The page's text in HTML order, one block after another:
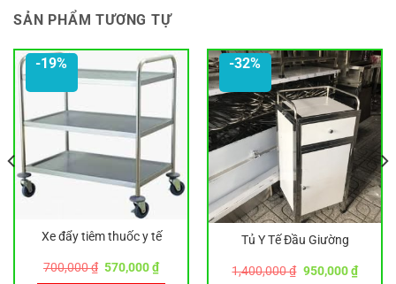
SẢN PHẨM TƯƠNG TỰ
-19%
Xe đẩy tiêm thuốc y tế
700,000₫ Giá
570,000₫Giá
hiện
-32%
Tủ Y Tế Đầu Giường
1,400,000₫ Giá
950,000₫Giá